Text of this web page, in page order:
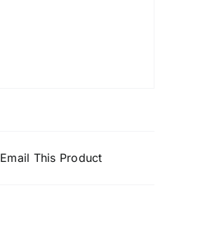
Email This Product